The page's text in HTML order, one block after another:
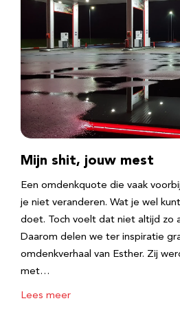
Mijn shit, jouw mest
Een omdenkquote die vaak
je niet veranderen. Wat je wel
doet. Toch voelt dat niet altijd zo
Daarom delen we ter inspiratie
omdenkverhaal van Esther. Zij
met…
Lees meer